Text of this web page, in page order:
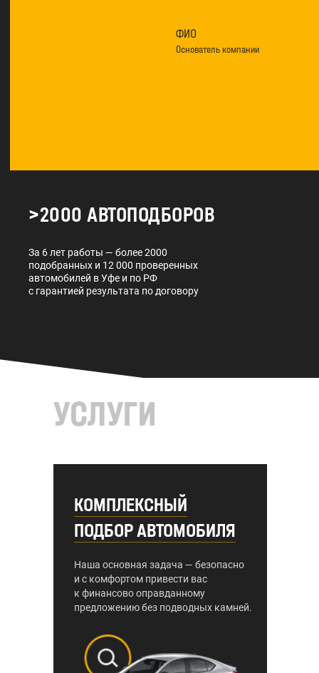
>2000 АВТОПОДБОРОВ
За 6 лет работы — более 2000
подобранных и 12 000 проверенных
автомобилей в Уфе и по РФ
с гарантией результата по договору
ФИО
Основатель компании
УСЛУГИ
Наша основная задача — безопасно
и с комфортом привести вас
к финансово оправданному
предложению без подводных камней.
КОМПЛЕКСНЫЙ
ПОДБОР АВТОМОБИЛЯ